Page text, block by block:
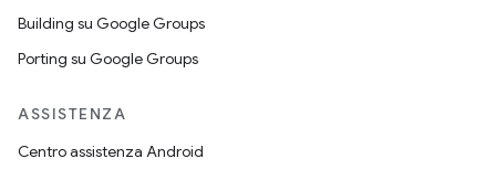
Building su Google Groups
Porting su Google Groups
ASSISTENZA
Centro assistenza Android